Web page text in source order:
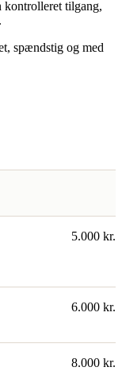
kontrolleret tilgang,
spændstig og med
5.000 kr.
6.000 kr.
8.000 kr.